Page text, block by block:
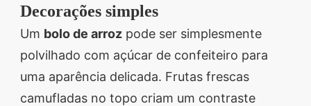
Decorações simples
Um bolo de arroz pode ser simplesmente
polvilhado com açúcar de confeiteiro para
uma aparência delicada. Frutas frescas
camufladas no topo criam um contraste